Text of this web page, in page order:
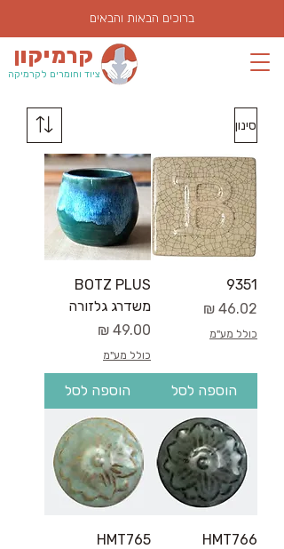
ברוכים הבאות והבאים
קרמיקון
ציוד וחומרים לקרמיקה
סינון
9351
מחיר
כולל מע"מ
הוספה לסל
BOTZ PLUS
משדרג גלזורה
מחיר
כולל מע"מ
הוספה לסל
HMT766
HMT765